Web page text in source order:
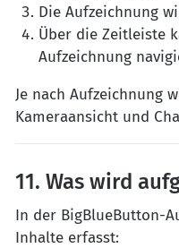
Die Aufzeichnung
Über die Zeitleiste
Aufzeichnung
Je nach Aufzeichnung
Kameraansicht und
11. Was wird
In der BigBlueButton-
Inhalte erfasst: